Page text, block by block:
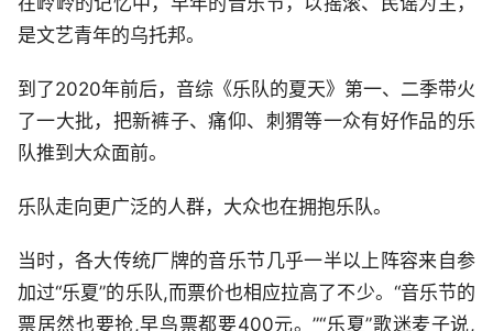
是文艺青年的乌托邦。
到了2020年前后，音综《乐队的夏天》第一、二季带火
了一大批，把新裤子、痛仰、刺猬等一众有好作品的乐
队推到大众面前。
乐队走向更广泛的人群，大众也在拥抱乐队。
当时，各大传统厂牌的音乐节几乎一半以上阵容来自参
加过“乐夏”的乐队,而票价也相应拉高了不少。“音乐节的
票居然也要抢,早鸟票都要400元。”“乐夏”歌迷麦子说,